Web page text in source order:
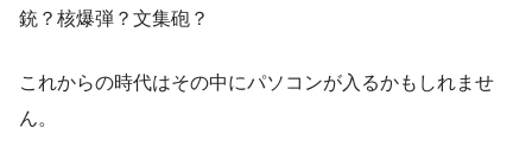
銃？核爆弾？文集砲？
これからの時代はその中にパソコンが入るかもしれませ
ん。